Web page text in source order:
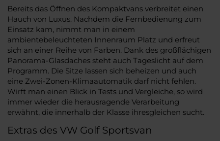
Bereits das Öffnen des Kompaktvans verbreitet einen
Hauch von Luxus. Nachdem die Fernbedienung zum
Einsatz kam, nimmt man in einem
ambientebeleuchteten Innenraum Platz und erfreut
sich an einer Reihe von Farben. Dank des großflächigen
Panorama-Glasdaches steht auch Tageslicht auf dem
Programm. Die Sitze lassen sich beheizen und auch
eine Zwei-Zonen-Klimaautomatik darf nicht fehlen.
Wirft man einen Blick in Tests und Vergleiche, so wird
immer wieder die herausragende Verarbeitung
erwähnt, die innerhalb der Klasse ihresgleichen sucht.
Extras des VW Golf Sportsvan